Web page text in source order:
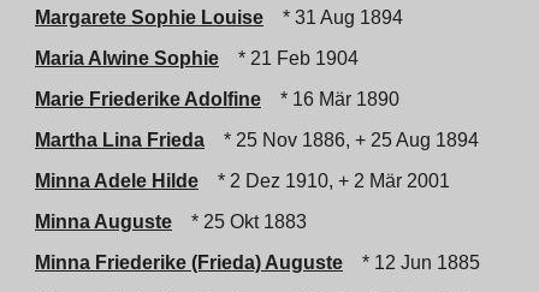
Margarete Sophie Louise
* 31 Aug 1894
Maria Alwine Sophie
* 21 Feb 1904
Marie Friederike Adolfine
* 16 Mär 1890
Martha Lina Frieda
* 25 Nov 1886, + 25 Aug 1894
Minna Adele Hilde
* 2 Dez 1910, + 2 Mär 2001
Minna Auguste
* 25 Okt 1883
Minna Friederike (Frieda) Auguste
* 12 Jun 1885